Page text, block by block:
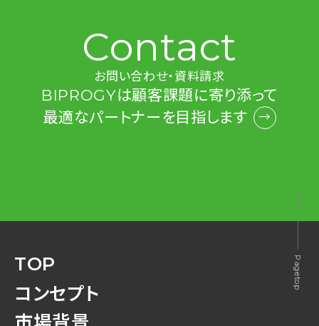
Contact
お問い合わせ・資料請求
BIPROGYは顧客課題に寄り添って
最適なパートナーを目指します
TOP
コンセプト